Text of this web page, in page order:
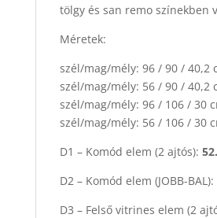
tölgy és san remo színekben
Méretek:
szél/mag/mély: 96 / 90 / 40,2
szél/mag/mély: 56 / 90 / 40,2
szél/mag/mély: 96 / 106 / 30
szél/mag/mély: 56 / 106 / 30
D1 – Komód elem (2 ajtós):
D2 – Komód elem (JOBB-BAL):
D3 – Felső vitrines elem (2